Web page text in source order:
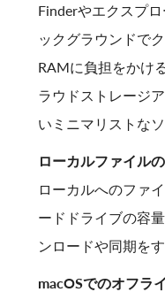
Finderやエクスプ
ックグラウンドで
RAMに負担をかけ
ラウドストレージ
いミニマリストな
ローカルファイル
ローカルへのファ
ードドライブの容
ンロードや同期を
macOSでのオフラ